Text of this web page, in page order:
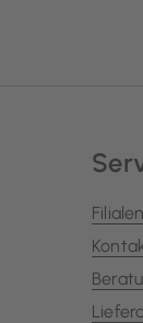
Filialen